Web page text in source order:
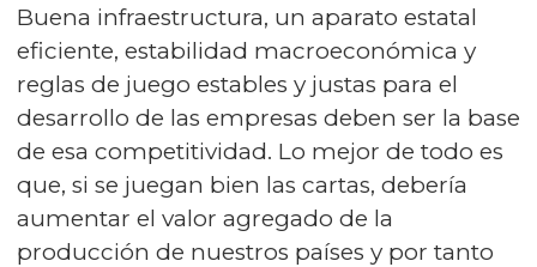
Buena infraestructura, un aparato estatal
eficiente, estabilidad macroeconómica y
reglas de juego estables y justas para el
desarrollo de las empresas deben ser la base
de esa competitividad. Lo mejor de todo es
que, si se juegan bien las cartas, debería
aumentar el valor agregado de la
producción de nuestros países y por tanto